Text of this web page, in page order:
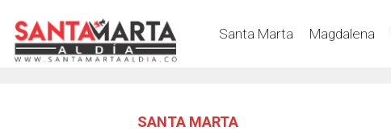
Santa Marta Magdalena
SANTA MARTA